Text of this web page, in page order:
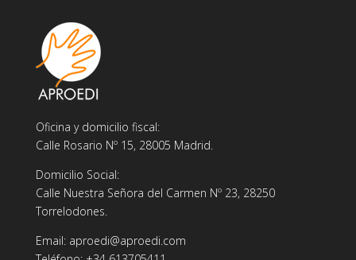
Oficina y domicilio fiscal:
Calle Rosario Nº 15, 28005 Madrid.
Domicilio Social:
Calle Nuestra Señora del Carmen Nº 23, 28250
Torrelodones.
Email: aproedi@aproedi.com